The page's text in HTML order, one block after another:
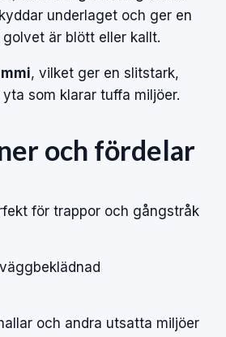
underlaget och ger en
är blött eller kallt.
, vilket ger en slitstark,
som klarar tuffa miljöer.
och fördelar
för trappor och gångstråk
och andra utsatta miljöer